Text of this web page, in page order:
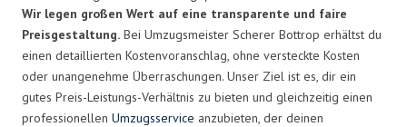
Wir legen großen Wert auf eine transparente und faire
Preisgestaltung. Bei Umzugsmeister Scherer Bottrop erhältst du
einen detaillierten Kostenvoranschlag, ohne versteckte Kosten
oder unangenehme Überraschungen. Unser Ziel ist es, dir ein
gutes Preis-Leistungs-Verhältnis zu bieten und gleichzeitig einen
professionellen Umzugsservice anzubieten, der deinen